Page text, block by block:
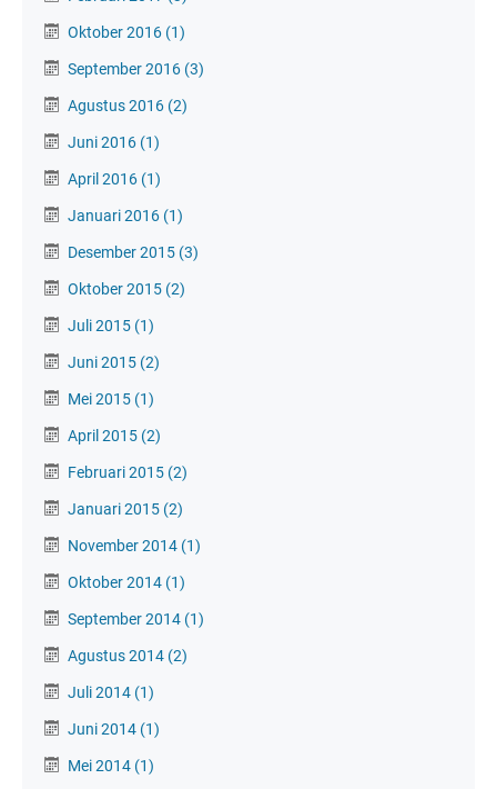
Oktober 2016 (1)
September 2016 (3)
Agustus 2016 (2)
Juni 2016 (1)
April 2016 (1)
Januari 2016 (1)
Desember 2015 (3)
Oktober 2015 (2)
Juli 2015 (1)
Juni 2015 (2)
Mei 2015 (1)
April 2015 (2)
Februari 2015 (2)
Januari 2015 (2)
November 2014 (1)
Oktober 2014 (1)
September 2014 (1)
Agustus 2014 (2)
Juli 2014 (1)
Juni 2014 (1)
Mei 2014 (1)